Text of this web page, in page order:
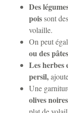
Des
poissont
volaille.
On peut
ou des pâtes
Les herbes
persil,
Une
olives noires